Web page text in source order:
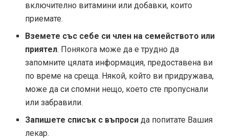
включително витамини или добавки, които
приемате.
Вземете със себе си член на семейството или
приятел. Понякога може да е трудно да
запомните цялата информация, предоставена ви
по време на среща. Някой, който ви придружава,
може да си спомни нещо, което сте пропуснали
или забравили.
Запишете списък с въпроси да попитате Вашия
лекар.